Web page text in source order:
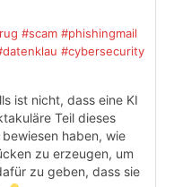
#scam #phishingmail
#cybersecurity
ist nicht, dass eine KI
Teil dieses
haben, wie
zu erzeugen, um
zu geben, dass sie